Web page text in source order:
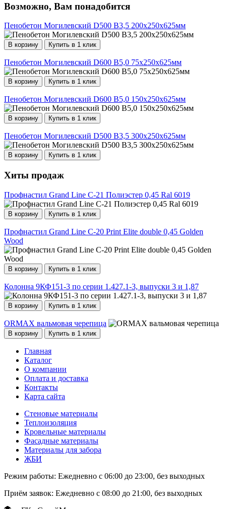
Возможно, Вам понадобится
Пенобетон Могилевский D500 В3,5 200х250х625мм
В корзину Купить в 1 клик
Пенобетон Могилевский D600 В5,0 75х250х625мм
В корзину Купить в 1 клик
Пенобетон Могилевский D600 В5,0 150х250х625мм
В корзину Купить в 1 клик
Пенобетон Могилевский D500 В3,5 300х250х625мм
В корзину Купить в 1 клик
Хиты продаж
Профнастил Grand Line С-21 Полиэстер 0,45 Ral 6019
В корзину Купить в 1 клик
Профнастил Grand Line С-20 Print Elite double 0,45 Golden
Wood
В корзину Купить в 1 клик
Колонна 9КФ151-3 по серии 1.427.1-3, выпуски 3 и 1,87
В корзину Купить в 1 клик
ORMAX вальмовая черепица
В корзину Купить в 1 клик
Главная
Каталог
О компании
Оплата и доставка
Контакты
Карта сайта
Стеновые материалы
Теплоизоляция
Кровельные материалы
Фасадные материалы
Материалы для забора
ЖБИ
Режим работы: Ежедневно с 06:00 до 23:00, без выходных
Приём заявок: Ежедневно с 08:00 до 21:00, без выходных